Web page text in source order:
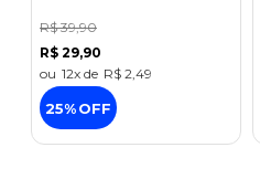
R$ 39,90
R$ 29,90
12
R$ 2 49
25%OFF